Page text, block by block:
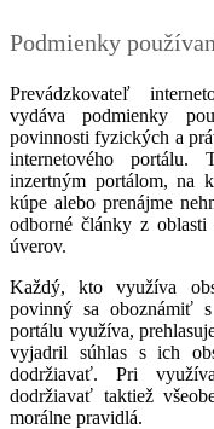
Podmienky
Prevádzkovateľ
vydáva podmienky
povinnosti fyzických a
internetového portálu.
inzertným portálom, na
kúpe alebo prenájme
odborné články z oblasti
úverov.
Každý, kto využíva
povinný sa oboznámiť
portálu využíva,
vyjadril súhlas s ich
dodržiavať. Pri
dodržiavať taktiež
morálne pravidlá.